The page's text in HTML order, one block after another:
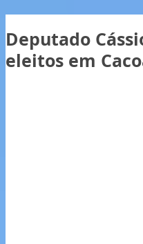
Deputado
eleitos em